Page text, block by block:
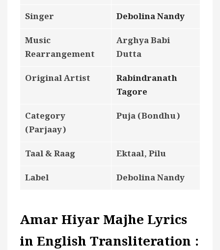
Singer
Debolina Nandy
Music
Rearrangement
Arghya Babi
Dutta
Original Artist
Rabindranath
Tagore
Category
(Parjaay)
Puja (Bondhu)
Taal & Raag
Ektaal, Pilu
Label
Debolina Nandy
Amar Hiyar Majhe Lyrics
in English Transliteration :